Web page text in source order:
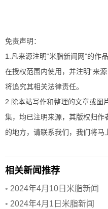
免责声明：
1.凡来源注明“米脂新闻网”的作
在授权范围内使用，并注明“来
将追究其相关法律责任。
2.除本站写作和整理的文章或图
集，均已注明来源，其版权归作
的地方，请联系我们，我们将马
相关新闻推荐
• 2024年4月10日米脂新闻
• 2024年4月1日米脂新闻